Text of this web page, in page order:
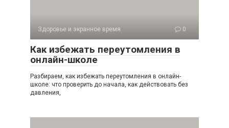
Здоровье и экранное время 0
Как избежать переутомления в
онлайн-школе
Разбираем, как избежать переутомления в онлайн-
школе: что проверить до начала, как действовать без
давления,